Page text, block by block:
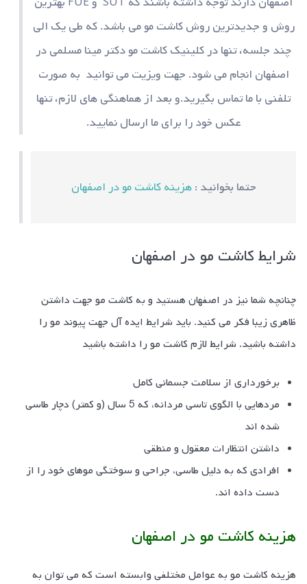
روش و جدیدترین روش کاشت مو می باشد. که طی یک الی
چند جلسه، تنها در کلینیک کاشت مو دکتر مینا مسلمی در
اصفهان انجام می شود. جهت ویزیت می توانید به صورت
تلفنی با ما تماس بگیرید.و بعد از هماهنگی های لازم، تنها
عکس خود را برای ما ارسال نمایید.
حتما بخوانید :هزینه کاشت مو در اصفهان
شرایط کاشت مو در اصفهان
چنانچه شما نیز در اصفهان هستید و به کاشت مو جهت داشتن
ظاهری زیبا فکر می کنید. باید شرایط ایده آل جهت پیوند مو را
داشته باشید. شرایط لازم کاشت مو را داشته باشید
برخورداری از سلامت جسمانی کامل
مردهایی با الگوی تاسی مردانه، که 5 سال (و کمتر) دچار طاسی
شده اند
داشتن انتظارات معقول و منطقی
افرادی که به دلیل طاسی، جراحی و سوختگی موهای خود را از
دست داده اند.
هزینه کاشت مو در اصفهان
هزینه کاشت مو به عوامل مختلفی وابسته است که می توان به